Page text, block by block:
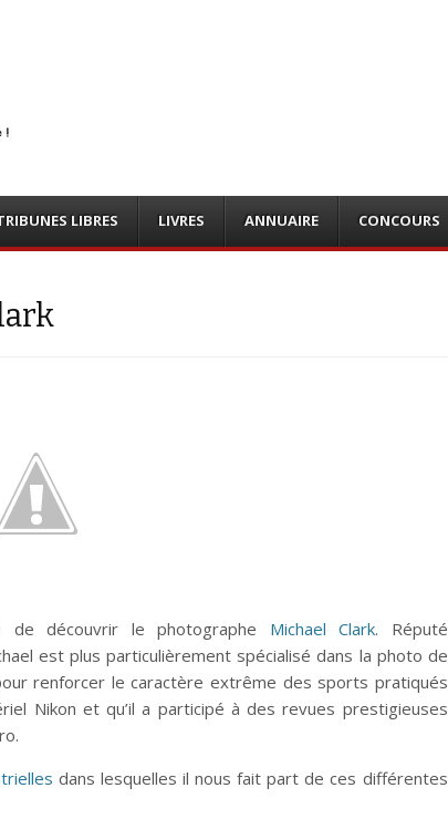
LIBRES LIVRES ANNUAIRE CONCOURS
découvrir le photographe Michael Clark. Réputé
est plus particulièrement spécialisé dans la photo de
renforcer le caractère extrême des sports pratiqués
Nikon et qu’il a participé à des revues prestigieuses
dans lesquelles il nous fait part de ces différentes